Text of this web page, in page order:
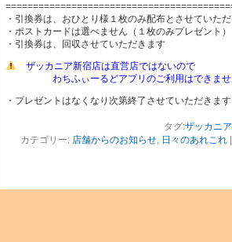
・引換券は、おひとり様１枚のみ配布とさせていた
・ポストカードは選べません（１枚のみプレゼント）
・引換券は、回収させていただきます
ザッカニア新宿店は直営店ではないので
わちふぃーるどアプリのご利用はできませ
・プレゼントはなくなり次第終了させていただきます
タグ:ザッカニア
カテゴリー: 店舗からのお知らせ, 日々のあれこれ|